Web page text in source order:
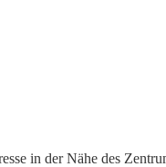
in der Nähe des